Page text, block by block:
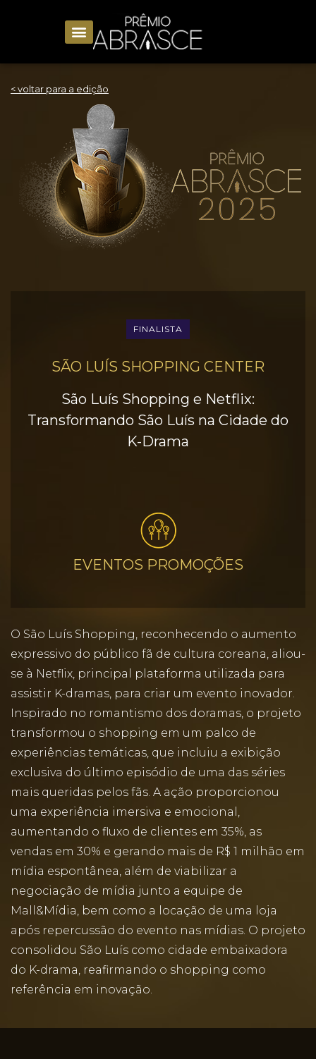
< voltar para a edição
FINALISTA
SÃO LUÍS SHOPPING CENTER
São Luís Shopping e Netflix:
Transformando São Luís na Cidade do
K-Drama
EVENTOS PROMOÇÕES
O São Luís Shopping, reconhecendo o aumento
expressivo do público fã de cultura coreana, aliou-
se à Netflix, principal plataforma utilizada para
assistir K-dramas, para criar um evento inovador.
Inspirado no romantismo dos doramas, o projeto
transformou o shopping em um palco de
experiências temáticas, que incluiu a exibição
exclusiva do último episódio de uma das séries
mais queridas pelos fãs. A ação proporcionou
uma experiência imersiva e emocional,
aumentando o fluxo de clientes em 35%, as
vendas em 30% e gerando mais de R$ 1 milhão em
mídia espontânea, além de viabilizar a
negociação de mídia junto a equipe de
Mall&Mídia, bem como a locação de uma loja
após repercussão do evento nas mídias. O projeto
consolidou São Luís como cidade embaixadora
do K-drama, reafirmando o shopping como
referência em inovação.